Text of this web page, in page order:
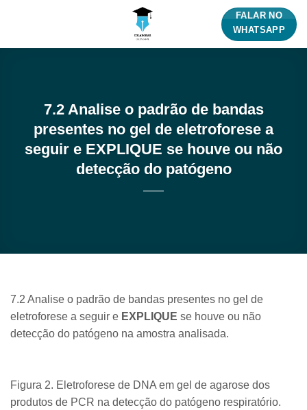
FALAR NO
WHATSAPP
7.2 Analise o padrão de bandas
presentes no gel de eletroforese a
seguir e EXPLIQUE se houve ou não
detecção do patógeno
7.2 Analise o padrão de bandas presentes no gel de
eletroforese a seguir e EXPLIQUE se houve ou não
detecção do patógeno na amostra analisada.
​Figura 2. Eletroforese de DNA em gel de agarose dos
produtos de PCR na detecção do patógeno respiratório.